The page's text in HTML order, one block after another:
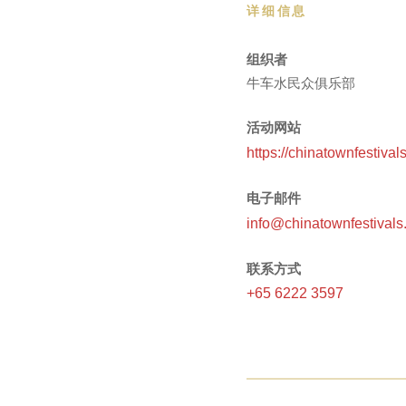
详细信息
组织者
牛车水民众俱乐部
活动网站
https://
电子邮件
联系方式
+65 6222 3597